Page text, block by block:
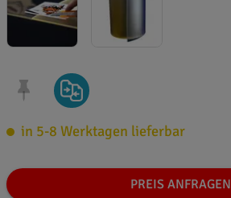
in 5-8 Werktagen lieferbar
PREIS ANFRAGEN